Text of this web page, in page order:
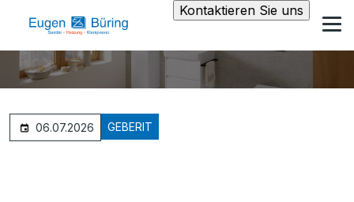
Kontaktieren Sie uns
06.07.2026 GEBERIT